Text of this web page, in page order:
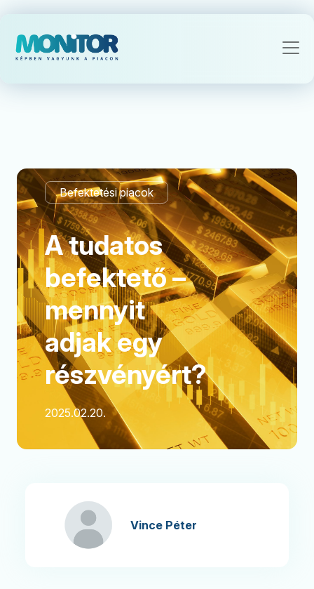
Befektetési piacok
A tudatos
befektető –
mennyit
adjak egy
részvényért?
2025.02.20.
Vince Péter